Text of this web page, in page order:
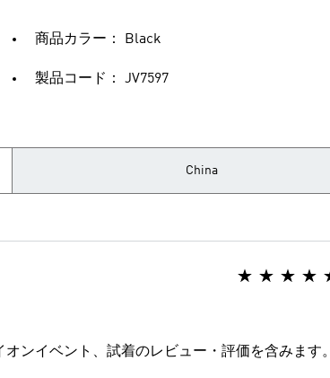
商品カラー： Black
製品コード： JV7597
China
ンイベント、試着のレビュー・評価を含みます。